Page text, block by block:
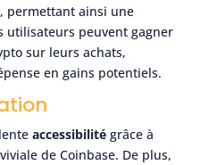
permettant ainsi une
utilisateurs peuvent gagner
sur leurs achats,
en gains potentiels.
accessibilitégrâce à
de Coinbase. De plus,